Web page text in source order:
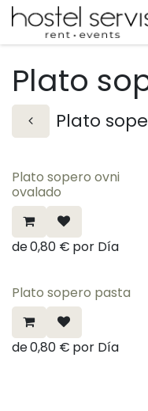
Ir al contenido
Plato
Plato
Plato sopero ovni
ovalado
de0,80 € por Día
Plato sopero pasta
de0,80 € por Día